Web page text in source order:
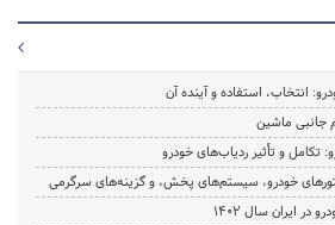
انتخاب، استفاده و آینده آن
جانبی ماشین
تکامل و تأثیر ردیاب‌های خودرو
ایران سال 1402